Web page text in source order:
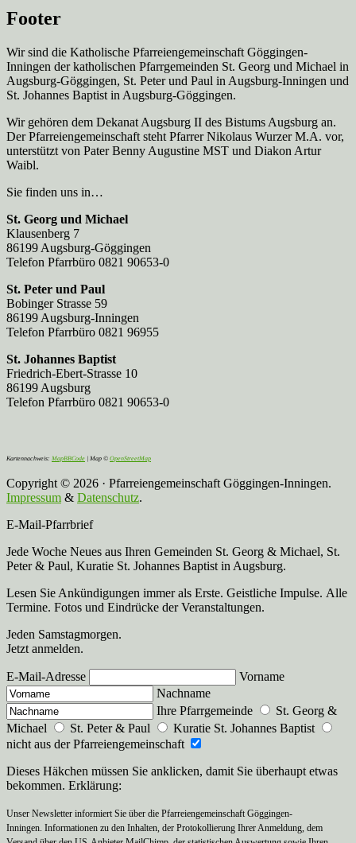
Footer
Wir sind die Katholische Pfarreien­gemeinschaft Göggingen-
Inningen der katholischen Pfarrgemeinden St. Georg und Michael in
Augsburg-Göggingen, St. Peter und Paul in Augsburg-Inningen und
St. Johannes Baptist in Augsburg-Göggingen.
Wir gehören dem Dekanat Augsburg II des Bistums Augsburg an.
Der Pfarreien­gemeinschaft steht Pfarrer Nikolaus Wurzer M.A. vor,
unterstützt von Pater Benny Augustine MST und Diakon Artur
Waibl.
Sie finden uns in…
St. Georg und Michael
Klausenberg 7
86199 Augsburg-Göggingen
Telefon Pfarrbüro 0821 90653-0
St. Peter und Paul
Bobinger Strasse 59
86199 Augsburg-Inningen
Telefon Pfarrbüro 0821 96955
St. Johannes Baptist
Friedrich-Ebert-Strasse 10
86199 Augsburg
Telefon Pfarrbüro 0821 90653-0
Kartennachweis: MapBBCode | Map © OpenStreetMap
Copyright © 2026 · Pfarreiengemeinschaft Göggingen-Inningen.
Impressum & Datenschutz.
E-Mail-Pfarrbrief
Jede Woche Neues aus Ihren Gemeinden St. Georg & Michael, St.
Peter & Paul, Kuratie St. Johannes Baptist in Augsburg.
Lesen Sie Ankündigungen immer als Erste. Geistliche Impulse. Alle
Termine. Fotos und Eindrücke der Veranstaltungen.
Jeden Samstagmorgen.
Jetzt anmelden.
E-Mail-Adresse
Vorname
Nachname
Ihre Pfarrgemeinde
St. Georg &
Michael
St. Peter & Paul
Kuratie St. Johannes Baptist
nicht aus der Pfarreiengemeinschaft
Dieses Häkchen müssen Sie anklicken, damit Sie überhaupt etwas
bekommen. Erklärung:
Unser Newsletter informiert Sie über die Pfarreiengemeinschaft Göggingen-
Inningen. Informationen zu den Inhalten, der Protokollierung Ihrer Anmeldung, dem